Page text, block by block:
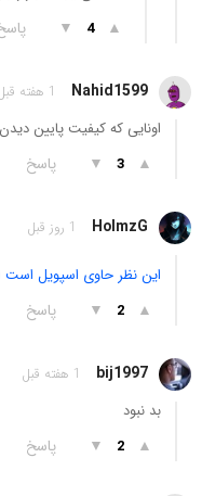
▲
4
▼
Nahid1599 1 هفته قبل
اونایی که کیفیت پایین
▲
3
▼ پاسخ
HolmzG 1 روز قبل
این نظر حاوی اسپویل است
▲
2
▼ پاسخ
bij1997 1 هفته قبل
بد نبود
▲
2
▼ پاسخ